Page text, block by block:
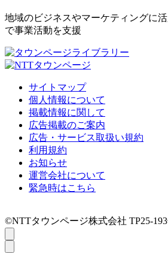
地域のビジネスやマーケティングに
で事業活動を支援
サイトマップ
個人情報について
掲載情報に関して
広告掲載のご案内
広告・サービス取扱い規約
利用規約
お知らせ
運営会社について
緊急時はこちら
©NTTタウンページ株式会社 TP25-193